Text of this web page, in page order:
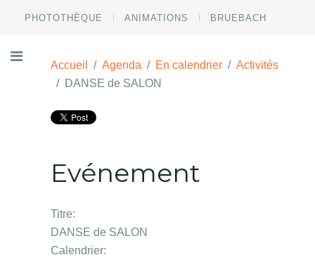
PHOTOTHÈQUE ANIMATIONS BRUEBACH
Accueil Agenda En calendrier
Activités
DANSE de SALON
Evénement
Titre:
DANSE de SALON
Calendrier: